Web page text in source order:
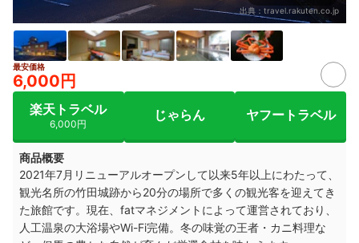
出典： travel.rakuten.co.jp
最安価格
6,000円
楽天トラベル
6,000円
じゃらん ヤフートラベル
商品概要
2021年7月リニューアルオープンして以来5年以上にわたって、
観光名所の竹田城跡から20分の場所で多くの観光客を迎えてき
た旅館です。現在、fatマネジメントによって運営されており、
人工温泉の大浴場やWi-Fi完備。冬の味覚の王者・カニ料理な